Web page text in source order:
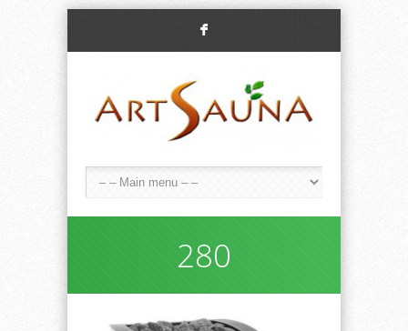
F
280